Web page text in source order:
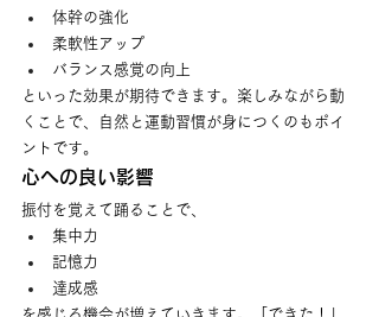
体幹の強化
柔軟性アップ
バランス感覚の向上
といった効果が期待できます。楽しみながら動
くことで、自然と運動習慣が身につくのもポイ
ントです。
心への良い影響
振付を覚えて踊ることで、
集中力
記憶力
達成感